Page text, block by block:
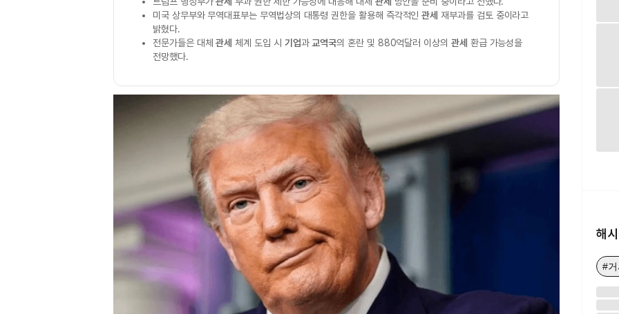
미국 상무부와 무역대표부는 무역법상의 대통령 권한을 활용해 즉각적인관세
재부과를 검토 중이라고
밝혔다.
전문가들은 대체관세 체계 도입 시 기업과 교역국의 혼란 및 880억달러 이상의 관세 환급 가능성을
전망했다.
해
#거